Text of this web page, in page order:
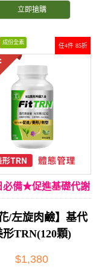
立即搶購
任4件 85折
成份全素
備★促進基礎代謝
花/左旋肉鹼】基代
形TRN(120顆)
$1,380